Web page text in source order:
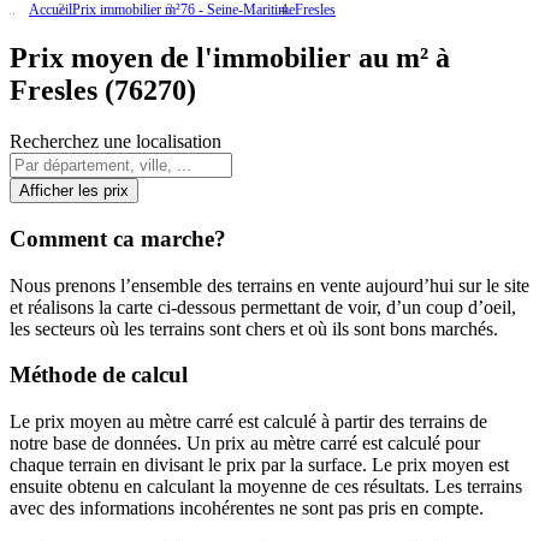
AccueilPrix immobilier m²76 - Seine-MaritimeFresles
Prix moyen de l'immobilier au m² à
Fresles (76270)
Recherchez une localisation
Afficher les prix
Comment ca marche?
Nous prenons l’ensemble des terrains en vente aujourd’hui sur le site
et réalisons la carte ci-dessous permettant de voir, d’un coup d’oeil,
les secteurs où les terrains sont chers et où ils sont bons marchés.
Méthode de calcul
Le prix moyen au mètre carré est calculé à partir des terrains de
notre base de données. Un prix au mètre carré est calculé pour
chaque terrain en divisant le prix par la surface. Le prix moyen est
ensuite obtenu en calculant la moyenne de ces résultats. Les terrains
avec des informations incohérentes ne sont pas pris en compte.